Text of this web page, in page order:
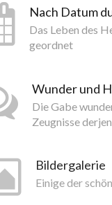
Nach Datum
Das Leben des
geordnet
Wunder und
Die Gabe
Zeugnisse
Bildergalerie
Einige der